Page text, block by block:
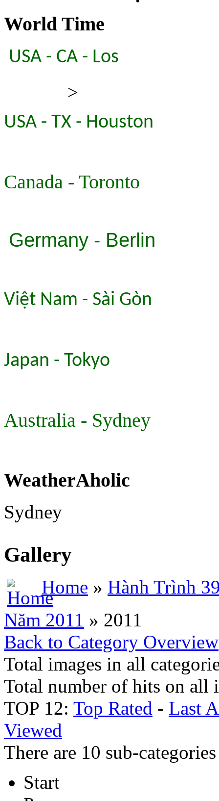
World Time
USA - CA - Los
>
USA - TX - Houston
Canada - Toronto
Germany - Berlin
Việt Nam - Sài Gòn
Japan - Tokyo
Australia - Sydney
WeatherAholic
Sydney
Gallery
Home » Hành Trình
Năm 2011 » 2011
Back to Category Overview
Total images in all
Total number of hits on all
TOP 12: Top Rated - Last
Viewed
There are 10 sub-
Start